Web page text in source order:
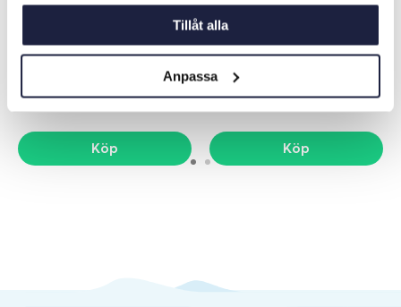
Tillåt alla
Anpassa
MANTÅGSBAND PAR 100-
Art nr:
Köp
ÄNDBESLAG ALUMINIUM
7MM FÖR RE
499 kr
Köp